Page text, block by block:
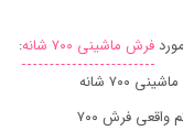
فرش ماشینی ۷۰۰ شانه
:
۷۰۰ شانه
فرش ۷۰۰